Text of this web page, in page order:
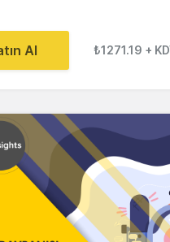
Al ₺1271.19 +